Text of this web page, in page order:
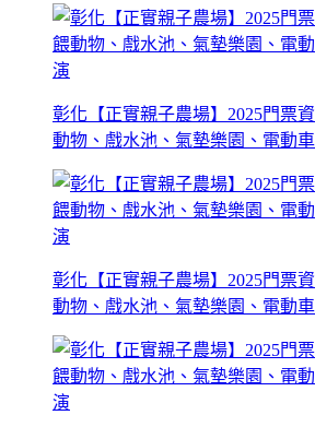
彰化【正實親子農場】2025門票
動物、戲水池、氣墊樂園、電動
彰化【正實親子農場】2025門票
動物、戲水池、氣墊樂園、電動